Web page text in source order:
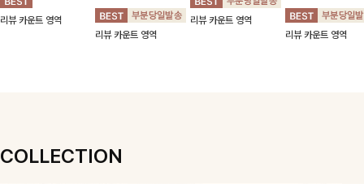
과 베이직한 실루엣으
로 단독은 물론 다양
리뷰 카운트 영역
커버해주는 원피스에
요🖤
리뷰 카운트 영역
턴, 자연스러운 실루
엣으로 데일리 코디에
리뷰 카운트 영역
있는 팬츠입니다 🖤
✨ 허리 전체 밴딩과
스트링 디테일로 안정
리뷰 카운트 영역
COLLECTION